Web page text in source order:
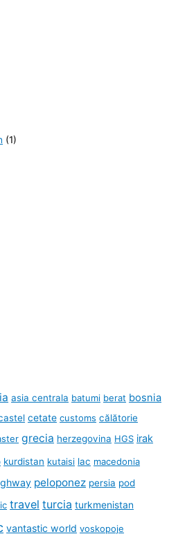
(1)
asia centrala batumi berat bosnia
cetate customs călătorie
grecia herzegovina HGS irak
kurdistan kutaisi lac macedonia
peloponez persia pod
travel turcia turkmenistan
vantastic world voskopoje